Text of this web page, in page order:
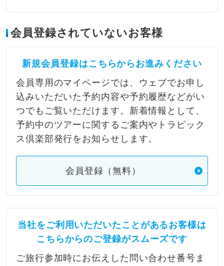
会員登録されていないお客様
新規会員登録はこちらからお進みください
会員専用のマイページでは、ウェブでお申し
込みいただいた予約内容や予約履歴などがい
つでもご覧いただけます。新着情報として、
予約中のツアーに関するご案内やトラピック
ス倶楽部発行をお知らせします。
会員登録（無料）
当社をご利用いただいたことがあるお客様は
こちらからのご登録がスムーズです
ご旅行参加時にお伝えした問い合わせ番号ま